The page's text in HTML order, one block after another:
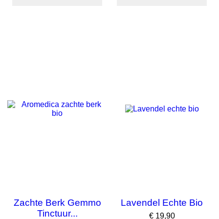
Zachte Berk Gemmo
Tinctuur...
Lavendel Echte Bio
Prijs
€ 19,90